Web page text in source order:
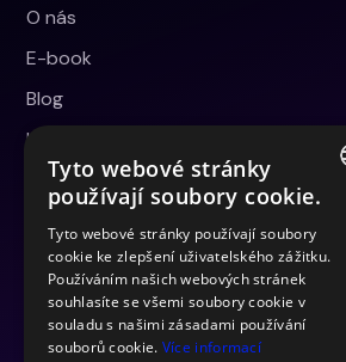
O nás
E-book
Blog
Kontakt
Dokumentace
Obchodní podmínky
Zásady ochrany osobních údajů
CZECH
Tyto webové stránky
používají soubory cookie.
Tyto webové stránky používají soubory
cookie ke zlepšení uživatelského zážitku.
Používáním našich webových stránek
souhlasíte se všemi soubory cookie v
souladu s našimi zásadami používání
souborů cookie. Více informací